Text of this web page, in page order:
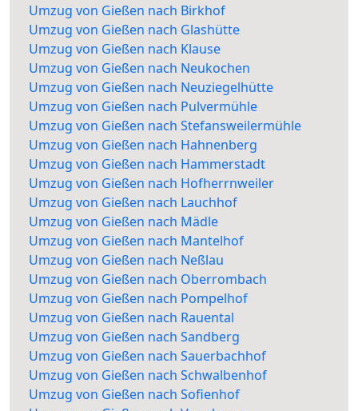
Umzug von Gießen nach Birkhof
Umzug von Gießen nach Glashütte
Umzug von Gießen nach Klause
Umzug von Gießen nach Neukochen
Umzug von Gießen nach Neuziegelhütte
Umzug von Gießen nach Pulvermühle
Umzug von Gießen nach Stefansweilermühle
Umzug von Gießen nach Hahnenberg
Umzug von Gießen nach Hammerstadt
Umzug von Gießen nach Hofherrnweiler
Umzug von Gießen nach Lauchhof
Umzug von Gießen nach Mädle
Umzug von Gießen nach Mantelhof
Umzug von Gießen nach Neßlau
Umzug von Gießen nach Oberrombach
Umzug von Gießen nach Pompelhof
Umzug von Gießen nach Rauental
Umzug von Gießen nach Sandberg
Umzug von Gießen nach Sauerbachhof
Umzug von Gießen nach Schwalbenhof
Umzug von Gießen nach Sofienhof